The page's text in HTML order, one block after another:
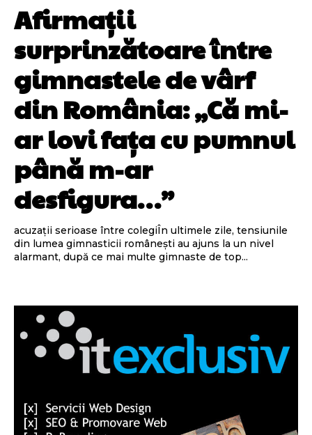
Afirmații
surprinzătoare între
gimnastele de vârf
din România: „Că mi-
ar lovi fața cu pumnul
până m-ar
desfigura…”
acuzații serioase între colegiÎn ultimele zile, tensiunile
din lumea gimnasticii românești au ajuns la un nivel
alarmant, după ce mai multe gimnaste de top...